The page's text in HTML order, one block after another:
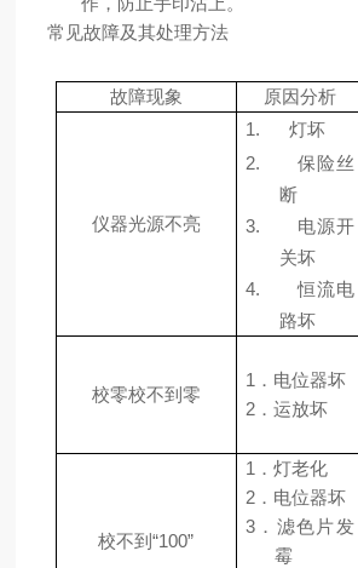
作，防止手印沾上。
常见故障及其处理方法
故障现象 原因分析
仪器光源不亮
1.
灯坏
2.
保险丝
断
3.
电源开
关坏
4.
恒流电
路坏
校零校不到零
1． 电位器坏
2．运放坏
校不到“100”
1．灯老化
2． 电位器坏
3． 滤色片发
霉